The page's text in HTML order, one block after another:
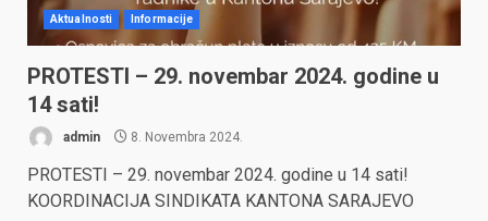
Aktualnosti Informacije
PROTESTI – 29. novembar 2024. godine u
14 sati!
admin 8. Novembra 2024.
PROTESTI – 29. novembar 2024. godine u 14 sati!
KOORDINACIJA SINDIKATA KANTONA SARAJEVO